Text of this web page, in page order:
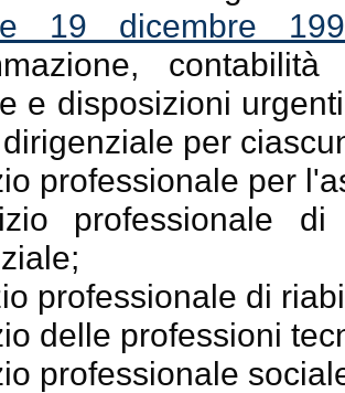
19 dicembre
e disposizioni
per
professionale per
professionale
professionale di
delle professioni
professionale